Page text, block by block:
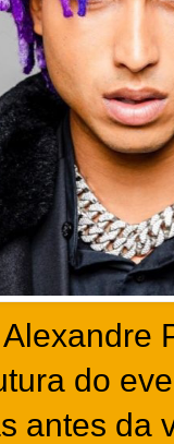
do
antes da